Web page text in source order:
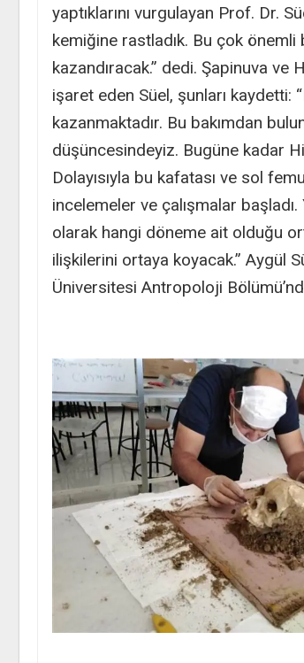
yaptıklarını vurgulayan Prof. Dr.
kemiğine rastladık. Bu çok
kazandıracak.” dedi. Şapinuva ve
işaret eden Süel, şunları kaydetti:
kazanmaktadır. Bu bakımdan
düşüncesindeyiz. Bugüne kadar
Dolayısıyla bu kafatası ve sol
incelemeler ve çalışmalar
olarak hangi döneme ait olduğu
ilişkilerini ortaya koyacak.” Aygül
Üniversitesi Antropoloji